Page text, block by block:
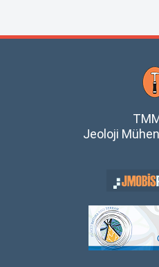
Jeoloji